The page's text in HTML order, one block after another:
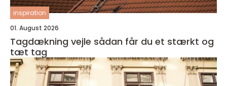
inspiration
01. August 2026
Tagdækning vejle sådan får du et stærkt og
tæt tag